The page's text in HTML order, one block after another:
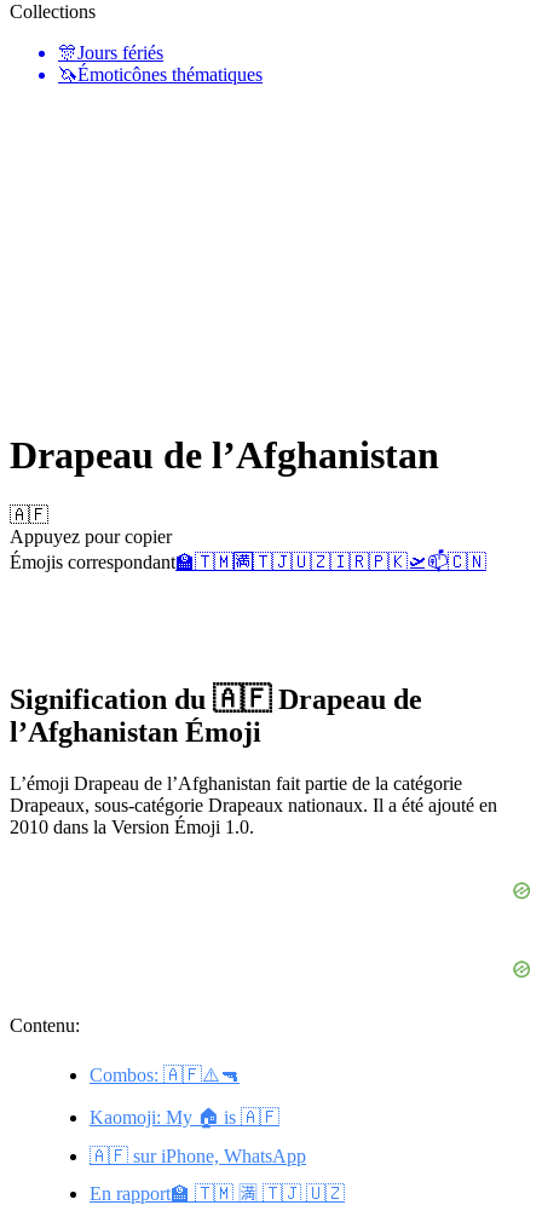
Collections
🎊Jours fériés
🦄Émoticônes thématiques
Drapeau de l’Afghanistan
🇦🇫
Appuyez pour copier
Émojis correspondant🏫🇹🇲🈵🇹🇯🇺🇿🇮🇷🇵🇰🛫📫🇨🇳
Signification du 🇦🇫 Drapeau de
l’Afghanistan Émoji
L’émoji Drapeau de l’Afghanistan fait partie de la catégorie
Drapeaux, sous-catégorie Drapeaux nationaux. Il a été ajouté en
2010 dans la Version Émoji 1.0.
Contenu:
Combos: 🇦🇫⚠️🔫
Kaomoji: My 🏠 is 🇦🇫
🇦🇫 sur iPhone, WhatsApp
En rapport🏫 🇹🇲 🈵 🇹🇯 🇺🇿